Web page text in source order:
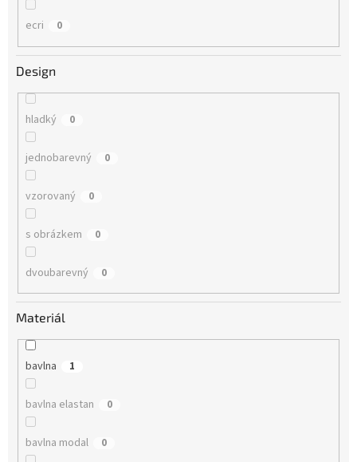
ecri 0
Design
hladký 0
jednobarevný 0
vzorovaný 0
s obrázkem 0
dvoubarevný 0
Materiál
bavlna 1
bavlna elastan 0
bavlna modal 0